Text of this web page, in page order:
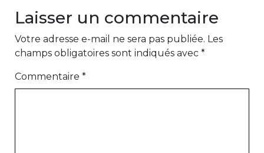
Laisser un commentaire
Votre adresse e-mail ne sera pas publiée. Les
champs obligatoires sont indiqués avec *
Commentaire *